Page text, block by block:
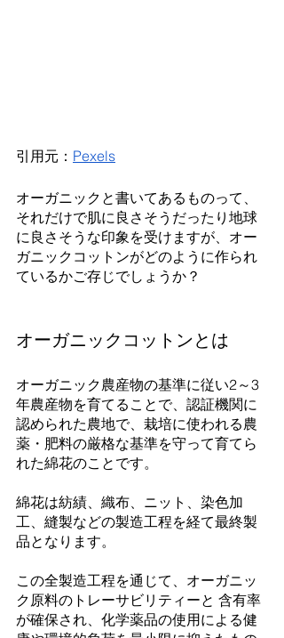
引用元： Pexels
オーガニックと書いてあるものって、
それだけで肌に良さそうだったり地球
に良さそうな印象を受けますが、オー
ガニックコットンがどのように作られ
ているかご存じでしょうか？
オーガニックコットンとは
オーガニック農産物の基準に従い2～3
年農産物を育てることで、認証機関に
認められた農地で、栽培に使われる農
薬・肥料の厳格な基準を守って育てら
れた綿花のことです。
綿花は紡績、織布、ニット、染色加
工、縫製などの製造工程を経て最終製
品となります。
この全製造工程を通じて、オーガニッ
ク原料のトレーサビリティーと 含有率
が確保され、化学薬品の使用による健